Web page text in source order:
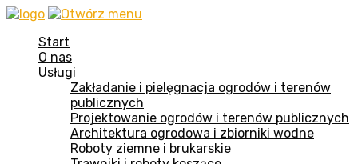
Start
O nas
Usługi
Zakładanie i pielęgnacja ogrodów i terenów
publicznych
Projektowanie ogrodów i terenów publicznych
Architektura ogrodowa i zbiorniki wodne
Roboty ziemne i brukarskie